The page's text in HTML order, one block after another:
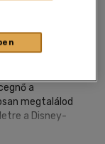
a
megtalálod
a Disney-